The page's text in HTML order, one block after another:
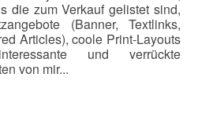
die zum Verkauf gelistet sind,
(Banner, Textlinks,
Articles), coole Print-Layouts
und verrückte
von mir...